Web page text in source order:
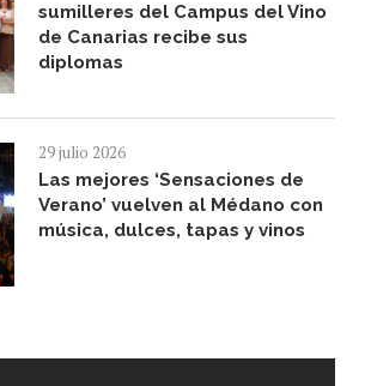
sumilleres del Campus del Vino
de Canarias recibe sus
diplomas
29 julio 2026
Las mejores ‘Sensaciones de
Verano’ vuelven al Médano con
música, dulces, tapas y vinos